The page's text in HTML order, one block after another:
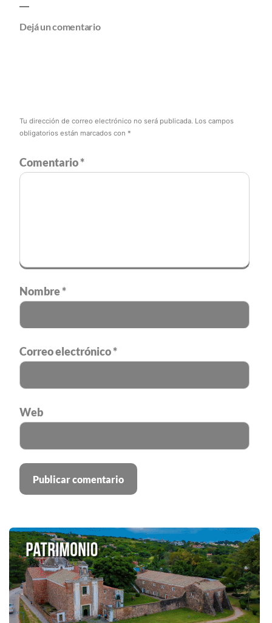
Dejá un comentario
Tu dirección de correo electrónico no será publicada. Los campos
obligatorios están marcados con *
Comentario*
Nombre*
Correo electrónico*
Web